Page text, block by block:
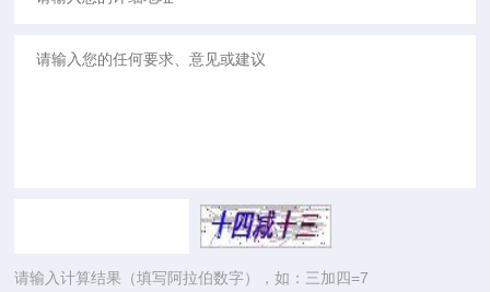
请输入计算结果（填写阿拉伯数字），如：三加四=7